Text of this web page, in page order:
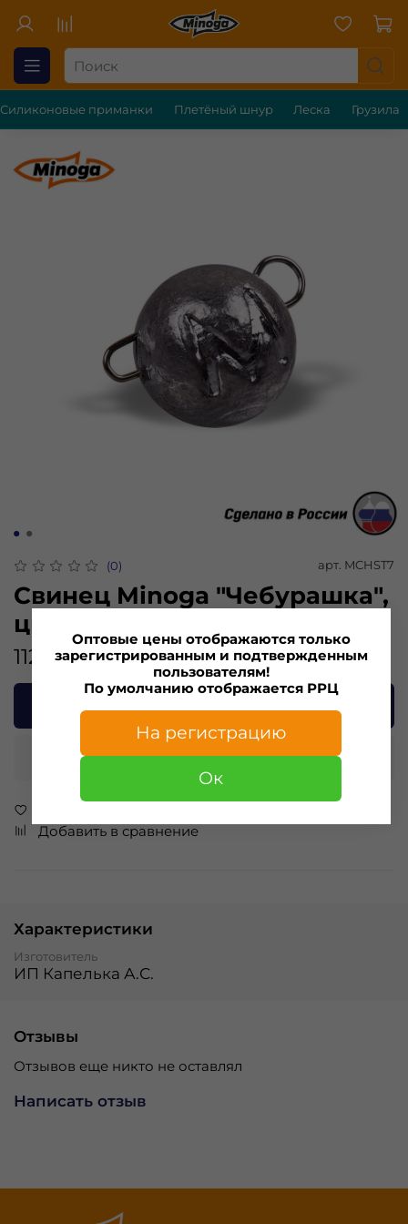
Силиконовые приманки Плетёный шнур Леска Грузила
(0) арт. MCHST7
Свинец Minoga "Чебурашка",
цвет сталь, 7 гр.(5шт)
112.00 ₽
В корзину
Купить в 1 клик
Добавить в сравнение
Характеристики
Изготовитель
ИП Капелька А.С.
Отзывы
Отзывов еще никто не оставлял
Написать отзыв
Оптовые цены отображаются только
зарегистрированным и подтвержденным
пользователям!
По умолчанию отображается РРЦ
На регистрацию
Ок